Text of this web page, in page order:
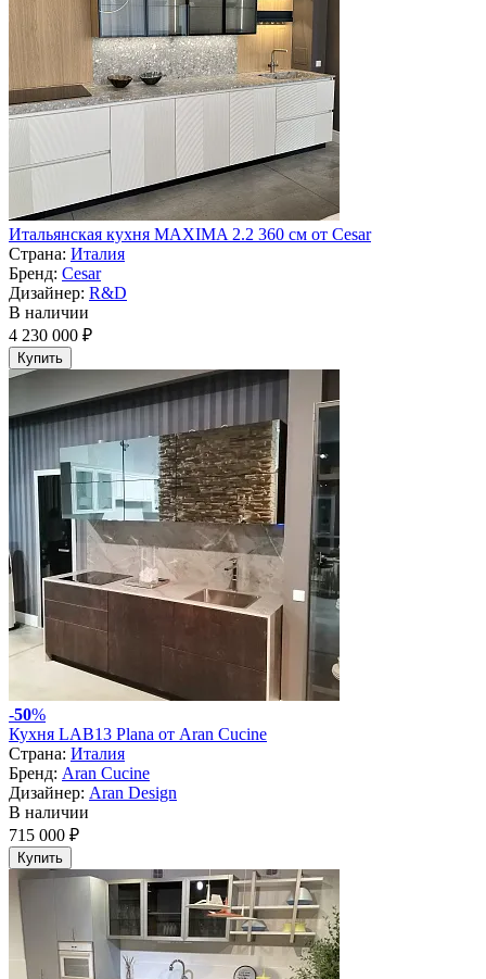
Итальянская кухня MAXIMA 2.2 360 см от Cesar
Страна: Италия
Бренд: Cesar
Дизайнер: R&D
В наличии
4 230 000 ₽
Купить
-50%
Кухня LAB13 Plana от Aran Cucine
Страна: Италия
Бренд: Aran Cucine
Дизайнер: Aran Design
В наличии
715 000 ₽
Купить